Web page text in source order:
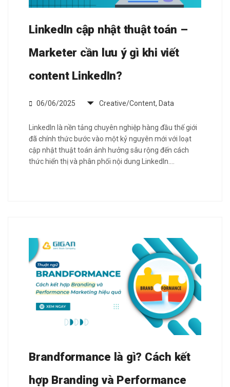
LinkedIn cập nhật thuật toán –
Marketer cần lưu ý gì khi viết
content LinkedIn?
06/06/2025 Creative/Content, Data
LinkedIn là nền tảng chuyên nghiệp hàng đầu thế giới
đã chính thức bước vào một kỷ nguyên mới với loạt
cập nhật thuật toán ảnh hưởng sâu rộng đến cách
thức hiển thị và phân phối nội dung LinkedIn.…
Brandformance là gì? Cách kết
hợp Branding và Performance